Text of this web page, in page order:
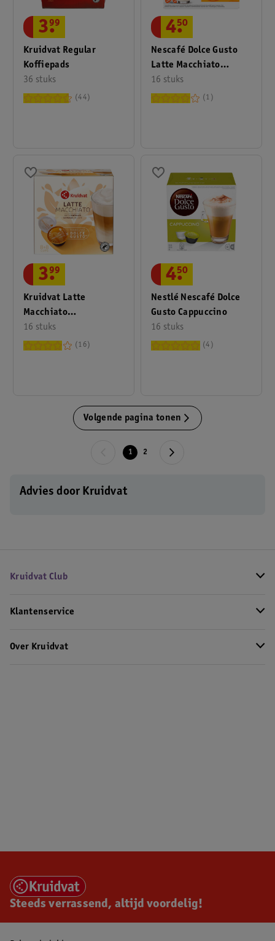
Kruidvat Regular
Koffiepads
36 stuks
3.
99
44
Nescafé Dolce Gusto
Latte Macchiato
Caramel Cups
16 stuks
4.
50
1
Kruidvat Latte
Macchiato
Koffiecapsules
16 stuks
3.
99
16
Nestlé Nescafé Dolce
Gusto Cappuccino
16 stuks
4.
50
4
Volgende pagina tonen
1 2
Advies door Kruidvat
Kruidvat Club
Klantenservice
Over Kruidvat
Steeds verrassend, altijd voordelig!